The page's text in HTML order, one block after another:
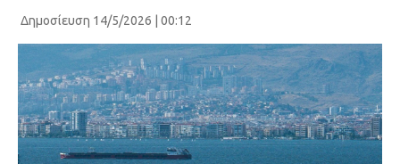
City Guide
Pop Culture
Agenda
Δημοσίευση 14/5/2026 | 00:12